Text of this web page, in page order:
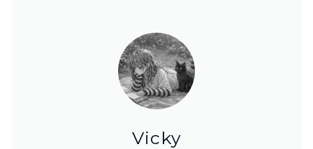
Vicky